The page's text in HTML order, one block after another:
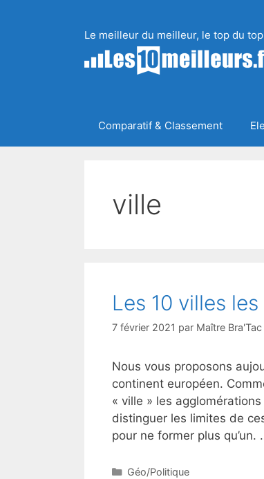
Le meilleur du meilleur, le top du
Comparatif & Classement
ville
Les 10 villes
7 février 2021 par Maître Bra'Tac
Nous vous proposons
continent européen.
« ville » les
distinguer les limites de
pour ne former plus qu’un.
Catégories
Géo/Politique